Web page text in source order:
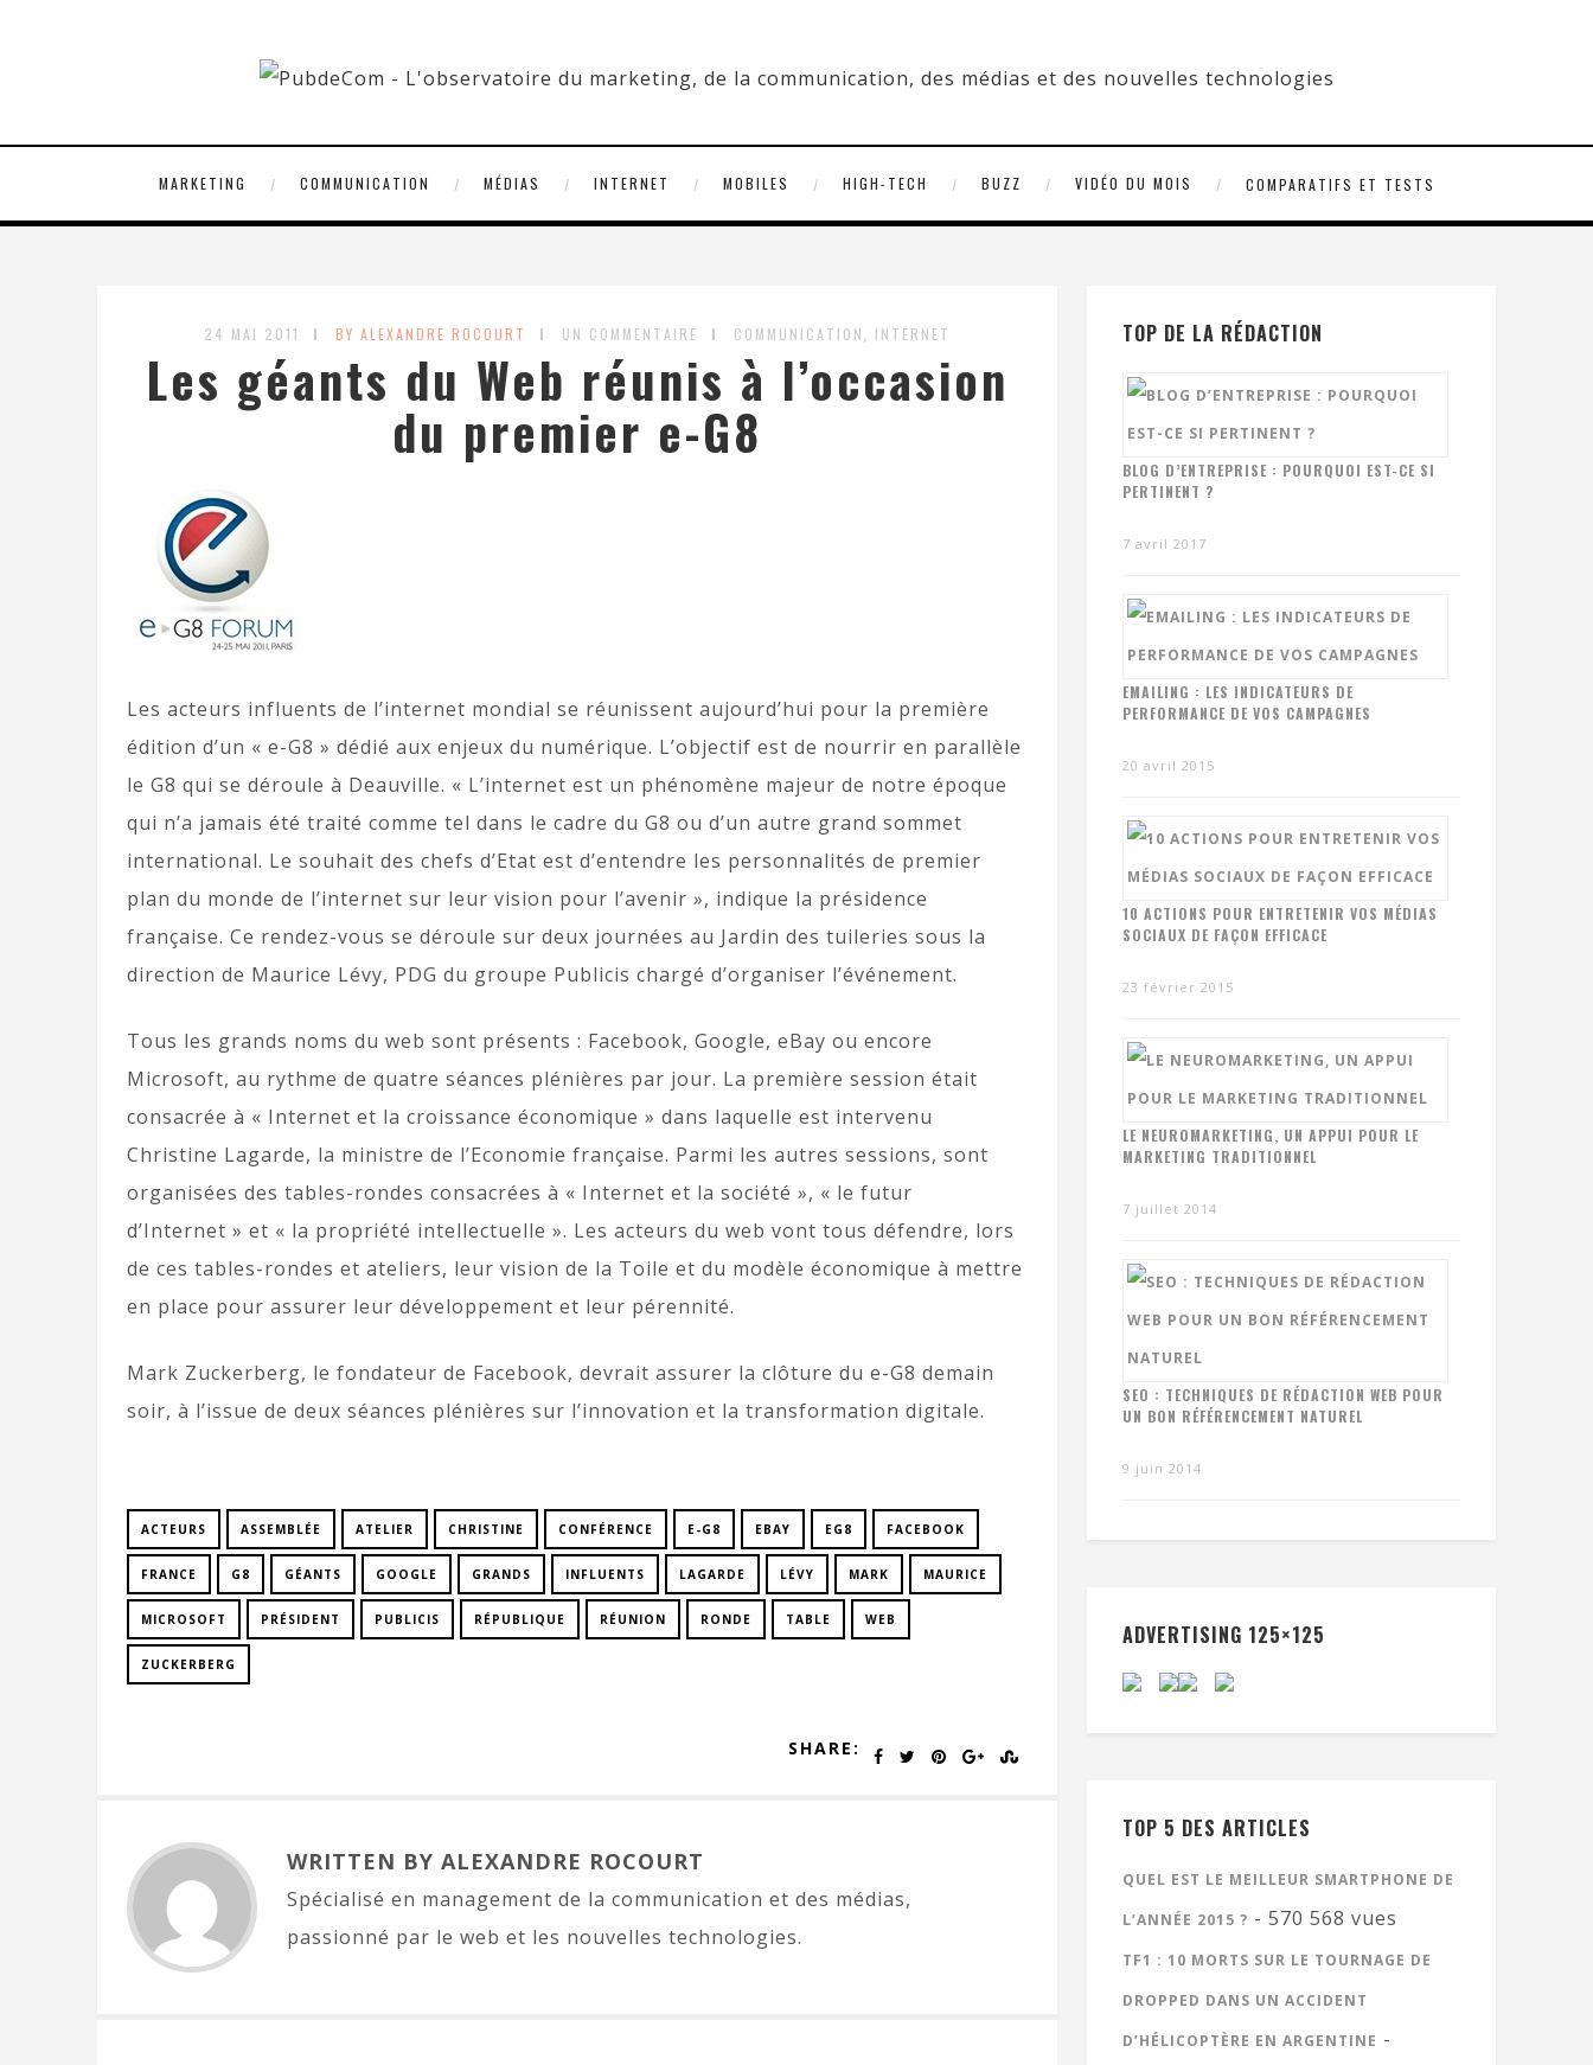
MARKETING COMMUNICATION MÉDIAS INTERNET MOBILES HIGH-TECH BUZZ VIDÉO DU MOIS COMPARATIFS ET TESTS
24 MAI 2011 BY ALEXANDRE ROCOURT UN COMMENTAIRE COMMUNICATION, INTERNET
Les géants du Web réunis à l’occasion
du premier e-G8
Les acteurs influents de l’internet mondial se réunissent aujourd’hui pour la première
édition d’un « e-G8 » dédié aux enjeux du numérique. L’objectif est de nourrir en parallèle
le G8 qui se déroule à Deauville. « L’internet est un phénomène majeur de notre époque
qui n’a jamais été traité comme tel dans le cadre du G8 ou d’un autre grand sommet
international. Le souhait des chefs d’Etat est d’entendre les personnalités de premier
plan du monde de l’internet sur leur vision pour l’avenir », indique la présidence
française. Ce rendez-vous se déroule sur deux journées au Jardin des tuileries sous la
direction de Maurice Lévy, PDG du groupe Publicis chargé d’organiser l’événement.
Tous les grands noms du web sont présents : Facebook, Google, eBay ou encore
Microsoft, au rythme de quatre séances plénières par jour. La première session était
consacrée à « Internet et la croissance économique » dans laquelle est intervenu
Christine Lagarde, la ministre de l’Economie française. Parmi les autres sessions, sont
organisées des tables-rondes consacrées à « Internet et la société », « le futur
d’Internet » et « la propriété intellectuelle ». Les acteurs du web vont tous défendre, lors
de ces tables-rondes et ateliers, leur vision de la Toile et du modèle économique à mettre
en place pour assurer leur développement et leur pérennité.
Mark Zuckerberg, le fondateur de Facebook, devrait assurer la clôture du e-G8 demain
soir, à l’issue de deux séances plénières sur l’innovation et la transformation digitale.
ACTEURS ASSEMBLÉE ATELIER CHRISTINE CONFÉRENCE E-G8 EBAY EG8 FACEBOOK
FRANCE G8 GÉANTS GOOGLE GRANDS INFLUENTS LAGARDE LÉVY MARK MAURICE
MICROSOFT PRÉSIDENT PUBLICIS RÉPUBLIQUE RÉUNION RONDE TABLE WEB
ZUCKERBERG
SHARE:
WRITTEN BY ALEXANDRE ROCOURT
Spécialisé en management de la communication et des médias,
passionné par le web et les nouvelles technologies.
TOP DE LA RÉDACTION
BLOG D’ENTREPRISE : POURQUOI EST-CE SI
PERTINENT ?
7 avril 2017
EMAILING : LES INDICATEURS DE
PERFORMANCE DE VOS CAMPAGNES
20 avril 2015
10 ACTIONS POUR ENTRETENIR VOS MÉDIAS
SOCIAUX DE FAÇON EFFICACE
23 février 2015
LE NEUROMARKETING, UN APPUI POUR LE
MARKETING TRADITIONNEL
7 juillet 2014
SEO : TECHNIQUES DE RÉDACTION WEB POUR
UN BON RÉFÉRENCEMENT NATUREL
9 juin 2014
ADVERTISING 125×125
TOP 5 DES ARTICLES
QUEL EST LE MEILLEUR SMARTPHONE DE
L’ANNÉE 2015 ? - 570 568 vues
TF1 : 10 MORTS SUR LE TOURNAGE DE
DROPPED DANS UN ACCIDENT
D’HÉLICOPTÈRE EN ARGENTINE -